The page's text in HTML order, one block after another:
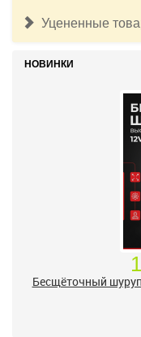
Уцененные
НОВИНКИ
Бесщёточный